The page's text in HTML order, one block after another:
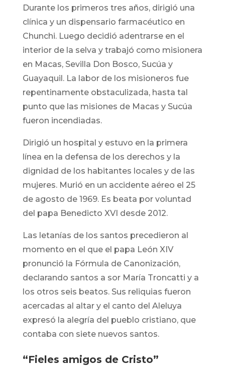
Durante los primeros tres años, dirigió una
clínica y un dispensario farmacéutico en
Chunchi. Luego decidió adentrarse en el
interior de la selva y trabajó como misionera
en Macas, Sevilla Don Bosco, Sucúa y
Guayaquil. La labor de los misioneros fue
repentinamente obstaculizada, hasta tal
punto que las misiones de Macas y Sucúa
fueron incendiadas.
Dirigió un hospital y estuvo en la primera
línea en la defensa de los derechos y la
dignidad de los habitantes locales y de las
mujeres. Murió en un accidente aéreo el 25
de agosto de 1969. Es beata por voluntad
del papa Benedicto XVI desde 2012.
Las letanías de los santos precedieron al
momento en el que el papa León XIV
pronunció la Fórmula de Canonización,
declarando santos a sor María Troncatti y a
los otros seis beatos. Sus reliquias fueron
acercadas al altar y el canto del Aleluya
expresó la alegría del pueblo cristiano, que
contaba con siete nuevos santos.
“Fieles amigos de Cristo”